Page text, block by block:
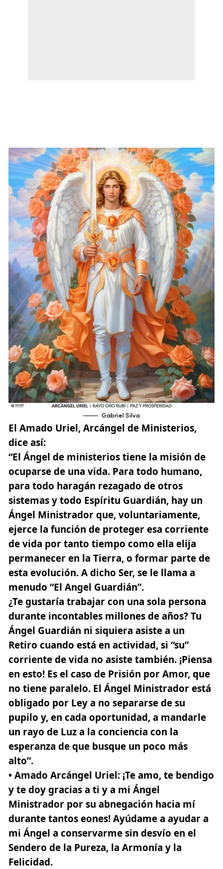
Gabriel Silva
El Amado Uriel, Arcángel de Ministerios,
dice así:
“El Ángel de ministerios tiene la misión de
ocuparse de una vida. Para todo humano,
para todo haragán rezagado de otros
sistemas y todo Espíritu Guardián, hay un
Ángel Ministrador que, voluntariamente,
ejerce la función de proteger esa corriente
de vida por tanto tiempo como ella elija
permanecer en la Tierra, o formar parte de
esta evolución. A dicho Ser, se le llama a
menudo “El Angel Guardián”.
¿Te gustaría trabajar con una sola persona
durante incontables millones de años? Tu
Ángel Guardián ni siquiera asiste a un
Retiro cuando está en actividad, si “su”
corriente de vida no asiste también. ¡Piensa
en esto! Es el caso de Prisión por Amor, que
no tiene paralelo. El Ángel Ministrador está
obligado por Ley a no separarse de su
pupilo y, en cada oportunidad, a mandarle
un rayo de Luz a la conciencia con la
esperanza de que busque un poco más
alto”.
• Amado Arcángel Uriel: ¡Te amo, te bendigo
y te doy gracias a ti y a mi Ángel
Ministrador por su abnegación hacia mí
durante tantos eones! Ayúdame a ayudar a
mi Ángel a conservarme sin desvío en el
Sendero de la Pureza, la Armonía y la
Felicidad.